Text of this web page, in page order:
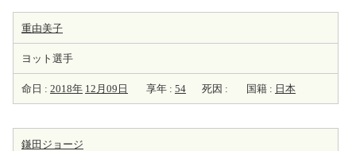
重由美子
ヨット選手
命日 : 2018年 12月09日 享年 : 54 死因 : 国籍 : 日本
鎌田ジョージ